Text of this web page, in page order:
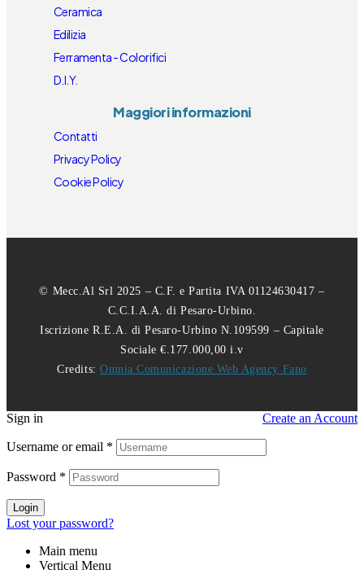
Ceramica
Edilizia
Ferramenta - Colorifici
D.I.Y.
Maggiori informazioni
Contatti
Privacy Policy
Cookie Policy
© Mecc.Al Srl 2025 – C.F. e Partita IVA 01124630417 –
C.C.I.A.A. di Pesaro-Urbino.
Iscrizione R.E.A. di Pesaro-Urbino N.109599 – Capitale
Sociale €.177.000,00 i.v
Credits:Omnia Comunicazione Web Agency Fano
Sign in Create an Account
Username or email *
Password *
Login
Lost your password?
Main menu
Vertical Menu